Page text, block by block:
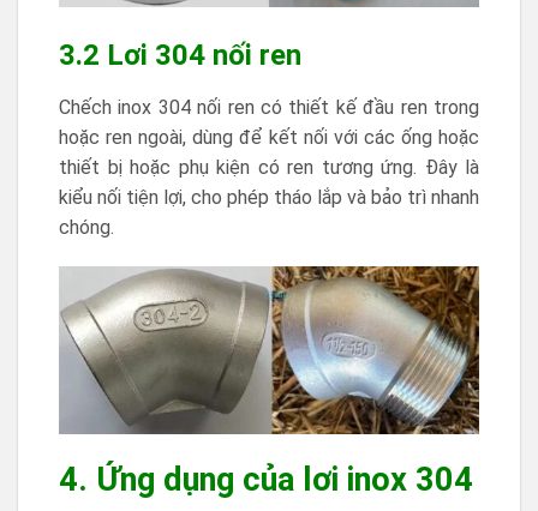
3.2 Lơi 304 nối ren
Chếch inox 304 nối ren có thiết kế đầu ren trong
hoặc ren ngoài, dùng để kết nối với các ống hoặc
thiết bị hoặc phụ kiện có ren tương ứng. Đây là
kiểu nối tiện lợi, cho phép tháo lắp và bảo trì nhanh
chóng.
4. Ứng dụng của lơi inox 304